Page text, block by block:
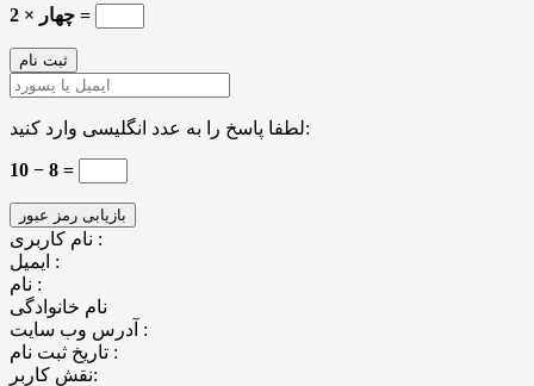
چهار × 2 =
لطفا پاسخ را به عدد انگلیسی وارد کنید:
10 − 8 =
نام کاربری :
ایمیل :
نام :
نام خانوادگی
آدرس وب سایت :
تاریخ ثبت نام :
نقش کاربر: